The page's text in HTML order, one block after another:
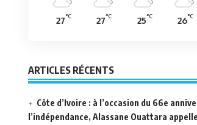
27°C 27°C 25°C 26°C
ARTICLES RÉCENTS
Côte d’Ivoire : à l’occasion du 66e
l’indépendance, Alassane Ouattara